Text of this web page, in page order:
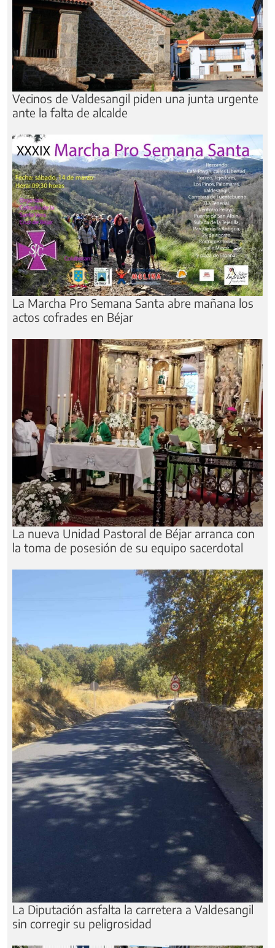
Vecinos de Valdesangil piden una junta urgente
ante la falta de alcalde
La Marcha Pro Semana Santa abre mañana los
actos cofrades en Béjar
La nueva Unidad Pastoral de Béjar arranca con
la toma de posesión de su equipo sacerdotal
La Diputación asfalta la carretera a Valdesangil
sin corregir su peligrosidad